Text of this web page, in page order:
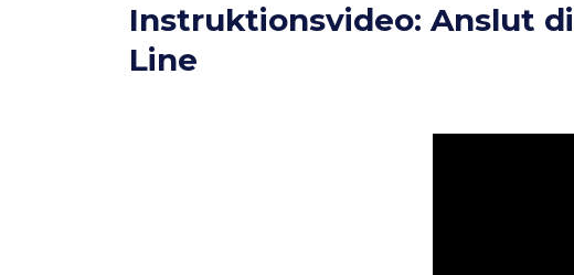
Instruktionsvideo: Anslut
Line